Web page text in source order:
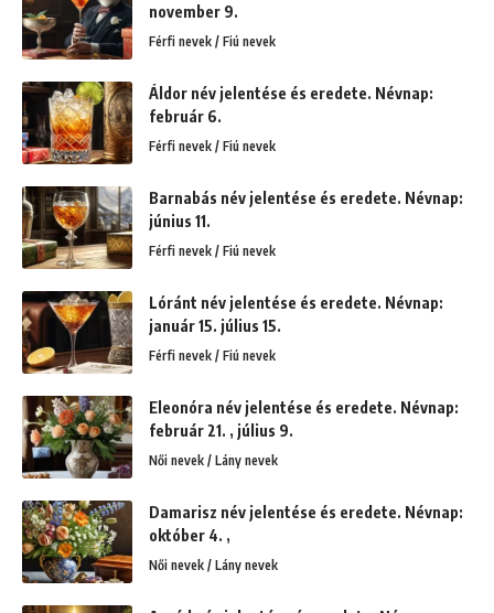
november 9.
Férfi nevek / Fiú nevek
Áldor név jelentése és eredete. Névnap:
február 6.
Férfi nevek / Fiú nevek
Barnabás név jelentése és eredete. Névnap:
június 11.
Férfi nevek / Fiú nevek
Lóránt név jelentése és eredete. Névnap:
január 15. július 15.
Férfi nevek / Fiú nevek
Eleonóra név jelentése és eredete. Névnap:
február 21. , július 9.
Női nevek / Lány nevek
Damarisz név jelentése és eredete. Névnap:
október 4. ,
Női nevek / Lány nevek